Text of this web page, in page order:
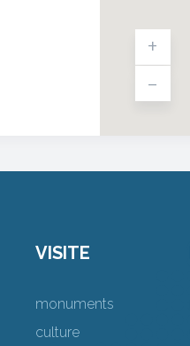
+
-
VISITE
monuments
culture